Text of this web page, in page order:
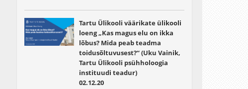
Tartu Ülikooli väärikate ülikooli
loeng „Kas magus elu on ikka
lõbus? Mida peab teadma
toidusõltuvusest?“ (Uku Vainik,
Tartu Ülikooli psühholoogia
instituudi teadur)
02.12.20